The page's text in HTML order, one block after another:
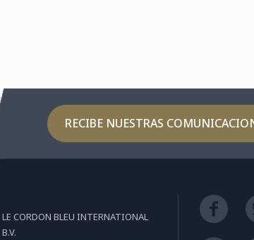
RECIBE NUESTRAS
LE CORDON BLEU INTERNATIONAL
B.V.